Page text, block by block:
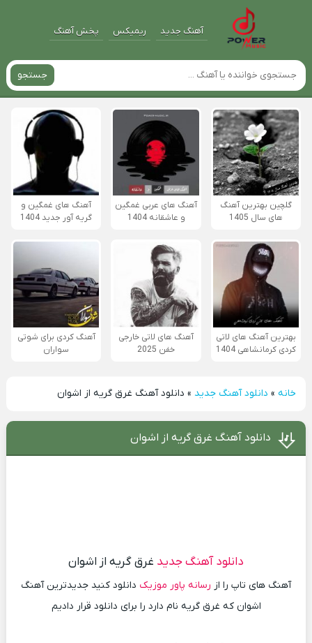
آهنگ جدید ریمیکس پخش آهنگ
جستجو
گلچین بهترین آهنگ
های سال 1405
آهنگ های عربی غمگین
و عاشقانه 1404
آهنگ های غمگین و
گریه آور جدید 1404
بهترین آهنگ های لاتی
کردی کرمانشاهی 1404
آهنگ های لاتی خارجی
خفن 2025
آهنگ کردی برای شوتی
سواران
خانه» دانلود آهنگ جدید » دانلود آهنگ غرق گریه از اشوان
دانلود آهنگ غرق گریه از اشوان
دانلود آهنگ جدید غرق گریه از اشوان
آهنگ های تاپ را از رسانه پاور موزیک دانلود کنید جدیدترین آهنگ
اشوان که غرق گریه نام دارد را برای دانلود قرار دادیم